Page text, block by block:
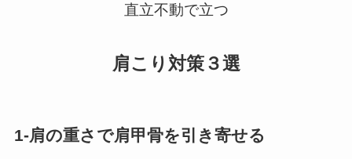
直立不動で立つ
肩こり対策３選
1-肩の重さで肩甲骨を引き寄せる